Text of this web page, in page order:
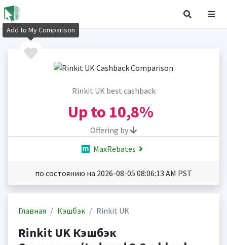
Rinkit UK best cashback
Up to 10,8%
Offering by
MaxRebates
по состоянию на 2026-08-05 08:06:13 AM PST
Главная Кэшбэк Rinkit UK
Rinkit UK Кэшбэк
Add to My Comparison